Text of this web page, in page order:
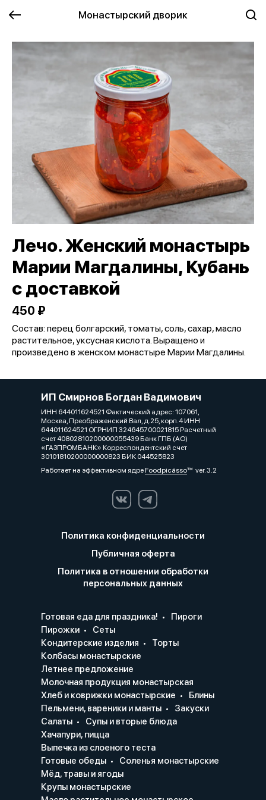
Монастырский дворик
Лечо. Женский монастырь
Марии Магдалины, Кубань
с доставкой
450 ₽
Состав: перец болгарский, томаты, соль, сахар, масло
растительное, уксусная кислота. Выращено и
произведено в женском монастыре Марии Магдалины.
ИП Смирнов Богдан Вадимович
ИНН 644011624521 Фактический адрес: 107061,
Москва, Преображенский Вал, д.25, корп.4 ИНН
644011624521 ОГРНИП 324645700021815 Расчетный
счет 40802810200000055439 Банк ГПБ (АО)
«ГАЗПРОМБАНК» Корреспондентский счет
30101810200000000823 БИК 044525823
Работает на эффективном ядреFoodpicássover. 3.2
Политика конфиденциальности
Публичная оферта
Политика в отношении обработки
персональных данных
Готовая еда для праздника!
Пироги
Пирожки
Сеты
Кондитерские изделия
Торты
Колбасы монастырские
Летнее предложение
Молочная продукция монастырская
Хлеб и коврижки монастырские
Блины
Пельмени, вареники и манты
Закуски
Салаты
Супы и вторые блюда
Хачапури, пицца
Выпечка из слоеного теста
Готовые обеды
Соленья монастырские
Мёд, травы и ягоды
Крупы монастырские